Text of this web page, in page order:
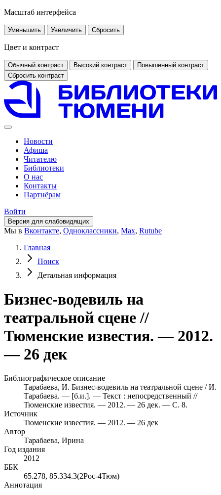
Масштаб интерфейса
Уменьшить Увеличить Сбросить
Цвет и контраст
Обычный контраст Высокий контраст
Повышенный контраст
Сбросить контраст
Новости
Афиша
Читателю
Библиотеки
О нас
Контакты
Партнёрам
Войти
Версия для слабовидящих
Мы в Вконтакте, Одноклассники, Max, Rutube
Главная
Поиск
Детальная информация
Бизнес-водевиль на
театральной сцене //
Тюменские известия. — 2012.
— 26 дек
Библиографическое описание
Тарабаева, И. Бизнес-водевиль на театральной сцене / И.
Тарабаева. — [б.и.]. — Текст : непосредственный //
Тюменские известия. — 2012. — 26 дек. — С. 8.
Источник
Тюменские известия. — 2012. — 26 дек
Автор
Тарабаева, Ирина
Год издания
2012
ББК
65.278, 85.334.3(2Рос-4Тюм)
Аннотация